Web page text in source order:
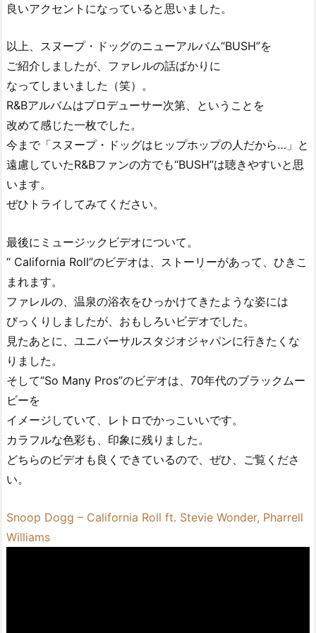
良いアクセントになっていると思いました。
以上、スヌープ・ドッグのニューアルバム“BUSH”を
ご紹介しましたが、ファレルの話ばかりに
なってしまいました（笑）。
R&Bアルバムはプロデューサー次第、ということを
改めて感じた一枚でした。
今まで「スヌープ・ドッグはヒップホップの人だから…」と
遠慮していたR&Bファンの方でも“BUSH”は聴きやすいと思
います。
ぜひトライしてみてください。
最後にミュージックビデオについて。
“ California Roll”のビデオは、ストーリーがあって、ひきこ
まれます。
ファレルの、温泉の浴衣をひっかけてきたような姿には
びっくりしましたが、おもしろいビデオでした。
見たあとに、ユニバーサルスタジオジャパンに行きたくな
りました。
そして“So Many Pros”のビデオは、70年代のブラックムー
ビーを
イメージしていて、レトロでかっこいいです。
カラフルな色彩も、印象に残りました。
どちらのビデオも良くできているので、ぜひ、ご覧くださ
い。
Snoop Dogg – California Roll ft. Stevie Wonder, Pharrell
Williams